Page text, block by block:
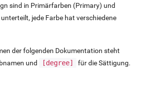
sind in Primärfarben (Primary) und
jede Farbe hat verschiedene
der folgenden Dokumentation steht
und [degree] für die Sättigung.